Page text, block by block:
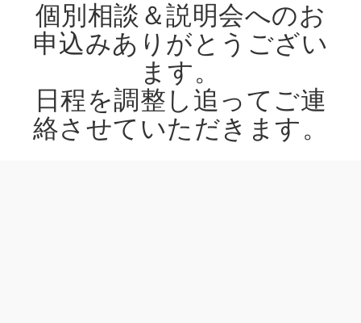
個別相談＆説明会へのお
申込みありがとうござい
ます。
日程を調整し追ってご連
絡させていただきます。